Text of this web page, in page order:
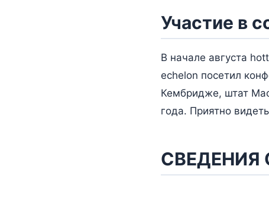
Участие в
В начале августа
echelon посетил
Кембридже, штат
года. Приятно
СВЕДЕНИЯ